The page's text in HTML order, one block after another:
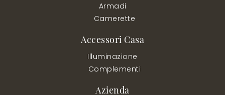
Armadi
Camerette
Accessori Casa
Illuminazione
Complementi
Azienda